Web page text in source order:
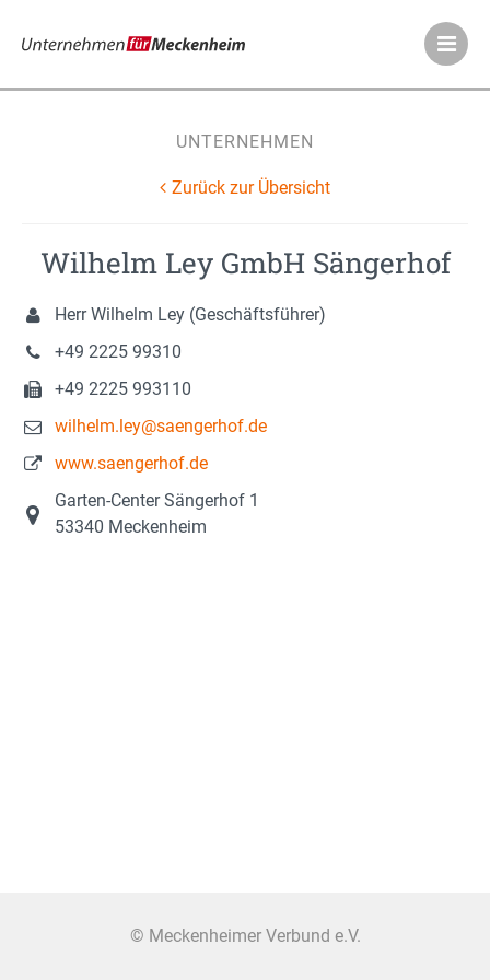
Meckenheimer
UNTERNEHMEN
Zurück zur Übersicht
Wilhelm Ley GmbH Sängerhof
Herr Wilhelm Ley (Geschäftsführer)
+49 2225 99310
+49 2225 993110
wilhelm.ley@saengerhof.de
www.saengerhof.de
Garten-Center Sängerhof 1
53340 Meckenheim
© Meckenheimer Verbund e.V.